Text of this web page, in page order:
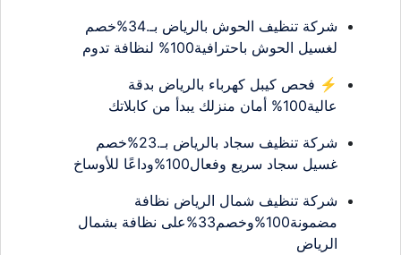
شركة تنظيف الحوش بالرياض بـ.34%خصم
لغسيل الحوش باحترافية100% لنظافة تدوم
⚡ فحص كيبل كهرباء بالرياض بدقة
عالية100% أمان منزلك يبدأ من كابلاتك
شركة تنظيف سجاد بالرياض بـ.23%خصم
غسيل سجاد سريع وفعال100%وداعًا للأوساخ
شركة تنظيف شمال الرياض نظافة
مضمونة100%وخصم33%على نظافة بشمال
الرياض